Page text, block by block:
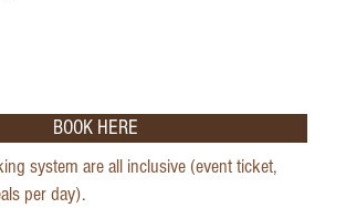
BOOK HERE
system are all inclusive (event ticket,
per day).